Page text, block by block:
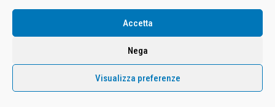
Accetta
Nega
Visualizza preferenze